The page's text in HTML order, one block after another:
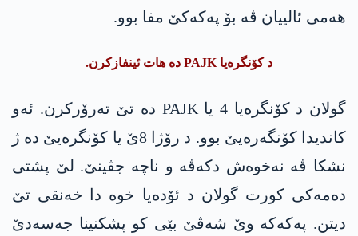
ھەمی ئالییان ڤە بۆ پەکەکێ مفا بوو.
د کۆنگرەیا PAJK دە ھات ئینفازکرن.
گولان د کۆنگرەیا 4 یا PAJK دە تێ تەرۆرکرن. ئەو
کاندیدا کۆنگەرەیێ بوو. د رۆژا 8ێ یا کۆنگرەیێ دە ژ
نشکا ڤە نەخوەش دکەڤە و ناچە جڤینێ. لێ پشتی
دەمەکی کورت گولان د ئۆدەیا خوە دا خەنقی تێ
دیتن. پەکەکە وێ شەڤێ بێی کو پشکنینا جەسەدێ